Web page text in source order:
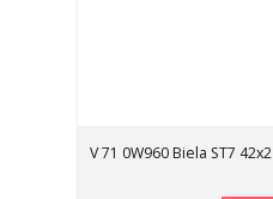
V 71 0W960 Biela ST7 42x2